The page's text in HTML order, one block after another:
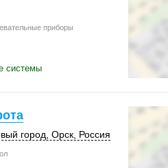
приборы
системы
город, Орск, Россия